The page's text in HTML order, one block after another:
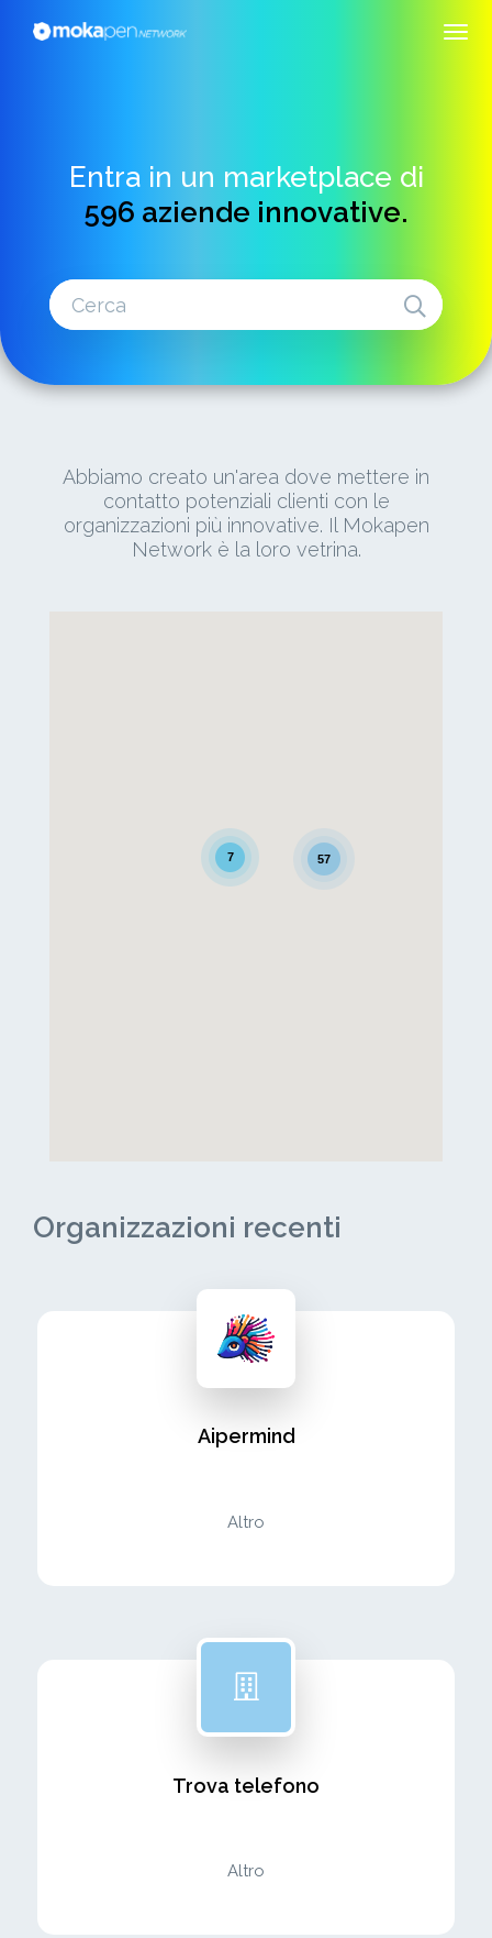
Entra in un marketplace di
596 aziende innovative.
Abbiamo creato un'area dove mettere in
contatto potenziali clienti con le
organizzazioni più innovative. Il Mokapen
Network è la loro vetrina.
57
7
Organizzazioni recenti
Aipermind
Altro
Trova telefono
Altro